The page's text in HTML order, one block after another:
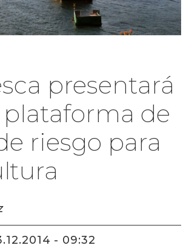
presentará
de
riesgo para
- 09:32